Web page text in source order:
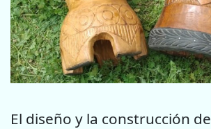
El diseño y la construcción de